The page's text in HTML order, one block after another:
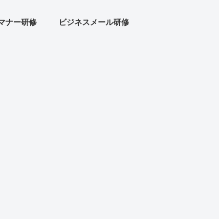
ナー研修 ビジネスメール研修